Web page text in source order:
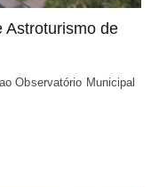
Astroturismo de
Observatório Municipal